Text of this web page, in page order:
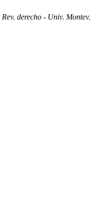
Rev. derecho - Univ.